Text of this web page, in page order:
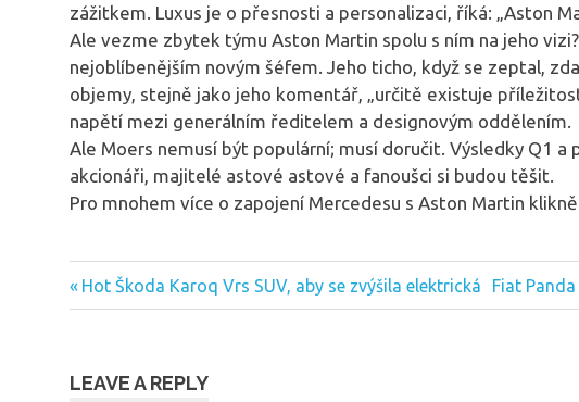
zážitkem. Luxus je o přesnosti a personalizaci, říká: „Aston
Ale vezme zbytek týmu Aston Martin spolu s ním na jeho
nejoblíbenějším novým šéfem. Jeho ticho, když se zeptal,
objemy, stejně jako jeho komentář, „určitě existuje
napětí mezi generálním ředitelem a designovým oddělením.
Ale Moers nemusí být populární; musí doručit. Výsledky Q1 a
akcionáři, majitelé astové astové a fanoušci si budou těšit.
Pro mnohem více o zapojení Mercedesu s Aston Martin
Post
Previous
Post:
Hot Škoda Karoq Vrs SUV, aby se zvýšila elektrická
Next
Post:
Fiat
LEAVE A REPLY